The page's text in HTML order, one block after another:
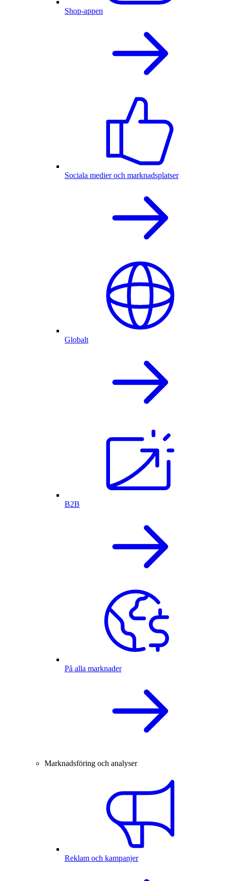
Shop-appen
Sociala medier och marknadsplatser
Globalt
B2B
På alla marknader
Marknadsföring och analyser
Reklam och kampanjer